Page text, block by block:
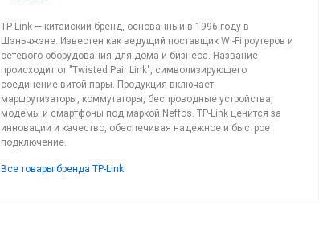
TP-Link — китайский бренд, основанный в 1996 году в
Шэньчжэне. Известен как ведущий поставщик Wi-Fi роутеров и
сетевого оборудования для дома и бизнеса. Название
происходит от "Twisted Pair Link", символизирующего
соединение витой пары. Продукция включает
маршрутизаторы, коммутаторы, беспроводные устройства,
модемы и смартфоны под маркой Neffos. TP-Link ценится за
инновации и качество, обеспечивая надежное и быстрое
подключение.
Все товары бренда TP-Link